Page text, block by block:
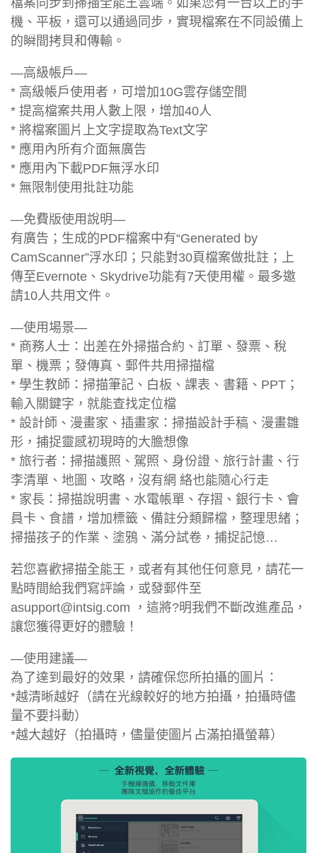
機、平板，還可以通過同步，實現檔案在不同設備上
的瞬間拷貝和傳輸。
—高級帳戶—
* 高級帳戶使用者，可增加10G雲存儲空間
* 提高檔案共用人數上限，增加40人
* 將檔案圖片上文字提取為Text文字
* 應用內所有介面無廣告
* 應用內下載PDF無浮水印
* 無限制使用批註功能
—免費版使用說明—
有廣告；生成的PDF檔案中有“Generated by
CamScanner”浮水印；只能對30頁檔案做批註；上
傳至Evernote、Skydrive功能有7天使用權。最多邀
請10人共用文件。
—使用場景—
* 商務人士：出差在外掃描合約、訂單、發票、稅
單、機票；發傳真、郵件共用掃描檔
* 學生教師：掃描筆記、白板、課表、書籍、PPT；
輸入關鍵字，就能查找定位檔
* 設計師、漫畫家、插畫家：掃描設計手稿、漫畫雛
形，捕捉靈感初現時的大膽想像
* 旅行者：掃描護照、駕照、身份證、旅行計畫、行
李清單、地圖、攻略，沒有網 絡也能隨心行走
* 家長：掃描說明書、水電帳單、存摺、銀行卡、會
員卡、食譜，增加標籤、備註分類歸檔，整理思緒；
掃描孩子的作業、塗鴉、滿分試卷，捕捉記憶…
若您喜歡掃描全能王，或者有其他任何意見，請花一
點時間給我們寫評論，或發郵件至
asupport@intsig.com ，這將?明我們不斷改進產品，
讓您獲得更好的體驗！
—使用建議—
為了達到最好的效果，請確保您所拍攝的圖片：
*越清晰越好（請在光線較好的地方拍攝，拍攝時儘
量不要抖動）
*越大越好（拍攝時，儘量使圖片占滿拍攝螢幕）